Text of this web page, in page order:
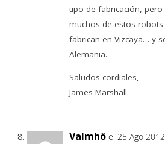
tipo de fabricación,
muchos de estos
fabrican en Vizcaya… y
Alemania.
Saludos cordiales,
James Marshall.
Valmhö el 25 Ago